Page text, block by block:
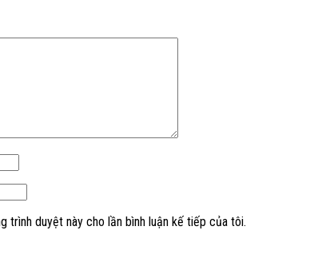
trình duyệt này cho lần bình luận kế tiếp của tôi.